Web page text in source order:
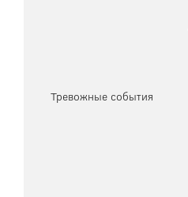
Тревожные события